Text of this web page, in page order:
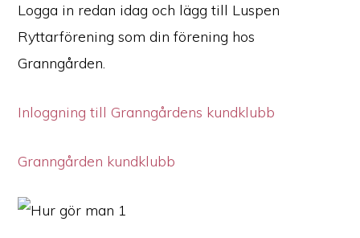
Logga in redan idag och lägg till Luspen
Ryttarförening som din förening hos
Granngården.
Inloggning till Granngårdens kundklubb
Granngården kundklubb